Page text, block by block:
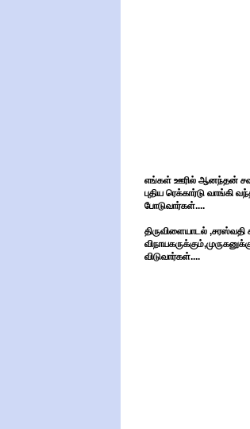
எங்கள் ஊரில் ஆனந்தன்
புதிய ரெக்கார்டு
போடுவார்கள்....
திருவிளையாடல்
விடுவார்கள்....